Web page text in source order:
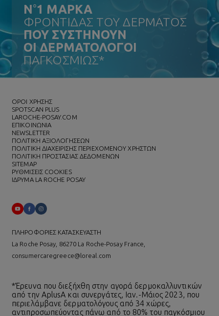
N°1 ΜΑΡΚΑ
ΦΡΟΝΤΙΔΑΣ ΤΟΥ ΔΕΡΜΑΤΟΣ
ΠΟΥ ΣΥΣΤΗΝΟΥΝ
ΟΙ ΔΕΡΜΑΤΟΛΟΓΟΙ
ΠΑΓΚΟΣΜΙΩΣ*
ΌΡΟΙ ΧΡΗΣΗΣ
SPOTSCAN PLUS
LAROCHE-POSAY.COM
ΕΠΙΚΟΙΝΩΝΙΑ
NEWSLETTER
ΠΟΛΙΤΙΚΗ ΑΞΙΟΛΟΓΗΣΕΩΝ
ΠΟΛΙΤΙΚΗ ΔΙΑΧΕΙΡΙΣΗΣ ΠΕΡΙΕΧΟΜΕΝΟΥ ΧΡΗΣΤΩΝ
ΠΟΛΙΤΙΚΗ ΠΡΟΣΤΑΣΙΑΣ ΔΕΔΟΜΕΝΩΝ
SITEMAP
ΡΥΘΜΙΣΕΙΣ COOKIES
ΙΔΡΥΜΑ LA ROCHE POSAY
ΠΛΗΡΟΦΟΡΙΕΣ ΚΑΤΑΣΚΕΥΑΣΤΗ
La Roche Posay, 86270 La Roche-Posay France,
consumercaregreece@loreal.com
*Έρευνα που διεξήχθη στην αγορά δερμοκαλλυντικών
από την AplusA και συνεργάτες, Ιαν.-Μάιος 2023, που
περιελάμβανε δερματολόγους από 34 χώρες,
αντιπροσωπεύοντας πάνω από το 80% του παγκόσμιου